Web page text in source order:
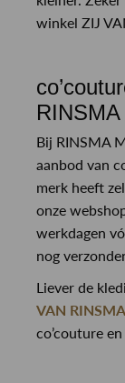
winkel ZIJ
Bij RINSMA
aanbod van
merk heeft
onze
werkdagen
nog
Liever de
VAN
co’couture